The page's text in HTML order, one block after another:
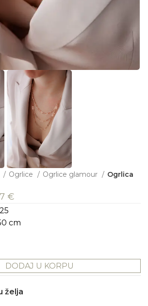
Ogrlice Ogrlice glamour Ogrlica
€
cm
DODAJ U KORPU
želja